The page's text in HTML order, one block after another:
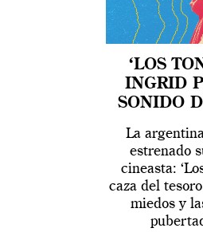
‘LOS
INGRID
SONIDO
La
estrenado
cineasta:
caza del
miedos y